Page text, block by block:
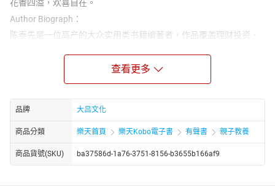
花香四溢，欢喜自在。
Author Biograph：
陈泰先是一位高产的大众实用类书籍编著者，作品覆盖理财投资、
先的创作几乎涵盖了普通读者日常自我提升、生活实用的各类热门
题材。在理财投资领域，著有《巴菲特最有价值的 8 条投资商律》
方面，《长得漂亮不如说得漂亮》《说话你不能不小心》《做人办
事多琢磨》等书籍，聚焦沟通技巧和办事逻辑，适配职场与日常人
际场景。
查看更多
品牌 大吕文化
商品分類 樂天首頁 樂天Kobo電子書 有聲書 親子教養
商品貨號(SKU) ba37586d-1a76-3751-8156-b3655b166af9